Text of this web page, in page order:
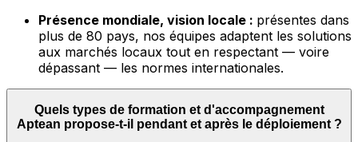
Présence mondiale, vision locale : présentes dans
plus de 80 pays, nos équipes adaptent les solutions
aux marchés locaux tout en respectant — voire
dépassant — les normes internationales.
Quels types de formation et d'accompagnement
Aptean propose-t-il pendant et après le déploiement ?